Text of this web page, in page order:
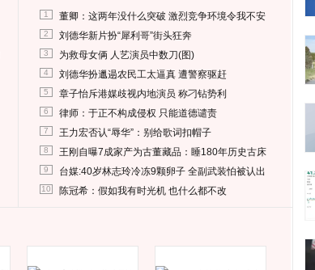
1 董卿：这两年没什么突破 激烈竞争环境令我不安
2 刘德华新片扮“犀利哥”街头狂奔
3 为救母女俩 人艺演员中数刀(图)
4 刘德华扮邋遢农民工太逼真 遭警察驱赶
5 章子怡斥港媒歧视内地演员 称刁钻势利
6 律师：于正不构成侵权 只能道德谴责
7 王力宏否认“辱华”：别给歌词扣帽子
8 王刚自曝7成家产为古董藏品：睡180年历史古床
9 台媒:40岁林志玲冷冻9颗卵子 全副武装怕被认出
10 陈冠希：假如我有时光机 也什么都不改